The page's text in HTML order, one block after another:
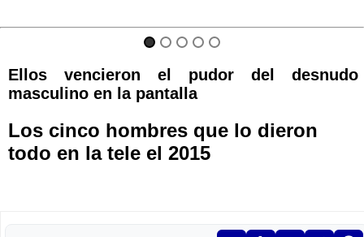
Ellos vencieron el pudor del desnudo
masculino en la pantalla
Los cinco hombres que lo dieron
todo en la tele el 2015